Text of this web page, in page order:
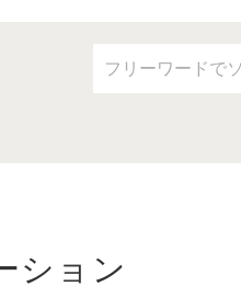
ション